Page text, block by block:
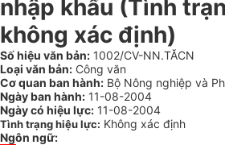
nhập khẩu (Tình
không xác định)
Số hiệu văn bản: 1002/CV-NN.TĂCN
Loại văn bản: Công văn
Cơ quan ban hành: Bộ Nông nghiệp và
Ngày ban hành: 11-08-2004
Ngày có hiệu lực: 11-08-2004
Tình trạng hiệu lực: Không xác định
Ngôn ngữ: